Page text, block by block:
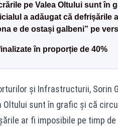
pe Valea Oltului sunt în
a adăugat că defrișările
e de ostași galbeni” pe
în proporție de 40%
şi Infrastructurii, Sorin
Oltului sunt în grafic și că
ar fi imposibile pe timp